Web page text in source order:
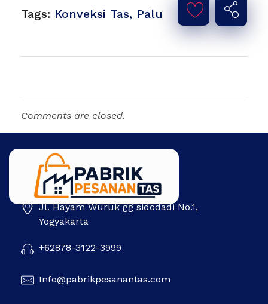
Tags: Konveksi Tas, Palu
Comments are closed.
Pabrik Pesanan Tas Jl. Hayam Wuruk gg sidodadi No.1,
Yogyakarta
+62878-3122-3999
Info@pabrikpesanantas.com